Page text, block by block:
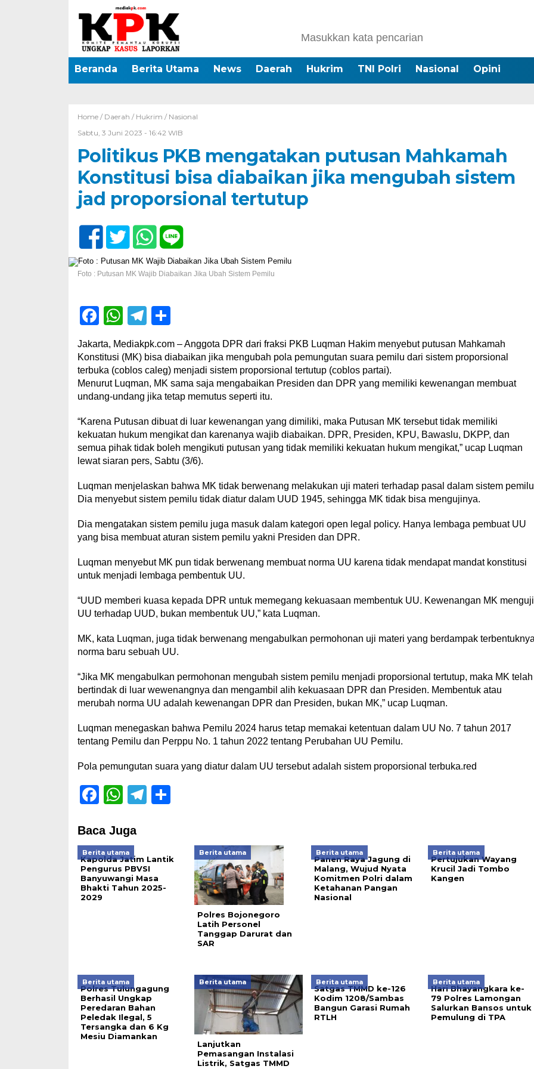
Beranda Berita Utama News Daerah Hukrim TNI Polri Nasional Opini
Home / Daerah / Hukrim / Nasional
Sabtu, 3 Juni 2023 - 16:42 WIB
Politikus PKB mengatakan putusan Mahkamah
Konstitusi bisa diabaikan jika mengubah sistem
jad proporsional tertutup
Foto : Putusan MK Wajib Diabaikan Jika Ubah Sistem Pemilu
Facebook
WhatsApp
Telegram
Jakarta, Mediakpk.com – Anggota DPR dari fraksi PKB Luqman Hakim menyebut putusan Mahkamah
Konstitusi (MK) bisa diabaikan jika mengubah pola pemungutan suara pemilu dari sistem proporsional
terbuka (coblos caleg) menjadi sistem proporsional tertutup (coblos partai).
Menurut Luqman, MK sama saja mengabaikan Presiden dan DPR yang memiliki kewenangan membuat
undang-undang jika tetap memutus seperti itu.
“Karena Putusan dibuat di luar kewenangan yang dimiliki, maka Putusan MK tersebut tidak memiliki
kekuatan hukum mengikat dan karenanya wajib diabaikan. DPR, Presiden, KPU, Bawaslu, DKPP, dan
semua pihak tidak boleh mengikuti putusan yang tidak memiliki kekuatan hukum mengikat,” ucap Luqman
lewat siaran pers, Sabtu (3/6).
Luqman menjelaskan bahwa MK tidak berwenang melakukan uji materi terhadap pasal dalam sistem
Dia menyebut sistem pemilu tidak diatur dalam UUD 1945, sehingga MK tidak bisa mengujinya.
Dia mengatakan sistem pemilu juga masuk dalam kategori open legal policy. Hanya lembaga pembuat UU
yang bisa membuat aturan sistem pemilu yakni Presiden dan DPR.
Luqman menyebut MK pun tidak berwenang membuat norma UU karena tidak mendapat mandat konstitusi
untuk menjadi lembaga pembentuk UU.
“UUD memberi kuasa kepada DPR untuk memegang kekuasaan membentuk UU. Kewenangan MK menguji
UU terhadap UUD, bukan membentuk UU,” kata Luqman.
MK, kata Luqman, juga tidak berwenang mengabulkan permohonan uji materi yang berdampak
norma baru sebuah UU.
“Jika MK mengabulkan permohonan mengubah sistem pemilu menjadi proporsional tertutup, maka MK telah
bertindak di luar wewenangnya dan mengambil alih kekuasaan DPR dan Presiden. Membentuk atau
merubah norma UU adalah kewenangan DPR dan Presiden, bukan MK,” ucap Luqman.
Luqman menegaskan bahwa Pemilu 2024 harus tetap memakai ketentuan dalam UU No. 7 tahun 2017
tentang Pemilu dan Perppu No. 1 tahun 2022 tentang Perubahan UU Pemilu.
Pola pemungutan suara yang diatur dalam UU tersebut adalah sistem proporsional terbuka.red
Facebook
WhatsApp
Telegram
Baca Juga
Berita utama
Kapolda Jatim Lantik
Pengurus PBVSI
Banyuwangi Masa
Bhakti Tahun 2025-
2029
Berita utama
Polres Bojonegoro
Latih Personel
Tanggap Darurat dan
SAR
Berita utama
Panen Raya Jagung di
Malang, Wujud Nyata
Komitmen Polri dalam
Ketahanan Pangan
Nasional
Berita utama
Pertujukan Wayang
Krucil Jadi Tombo
Kangen
Berita utama
Polres Tulungagung
Berhasil Ungkap
Peredaran Bahan
Peledak Ilegal, 5
Tersangka dan 6 Kg
Mesiu Diamankan
Berita utama
Lanjutkan
Pemasangan Instalasi
Listrik, Satgas TMMD
Berita utama
Satgas TMMD ke-126
Kodim 1208/Sambas
Bangun Garasi Rumah
RTLH
Berita utama
Hari Bhayangkara ke-
79 Polres Lamongan
Salurkan Bansos untuk
Pemulung di TPA